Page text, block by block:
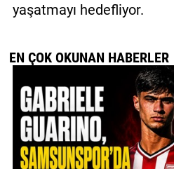
yaşatmayı hedefliyor.
EN ÇOK OKUNAN HABERLER